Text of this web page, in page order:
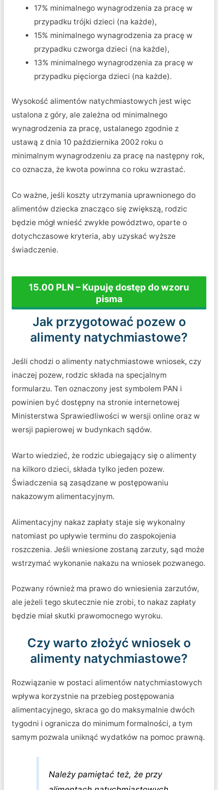
17% minimalnego wynagrodzenia za pracę w
przypadku trójki dzieci (na każde),
15% minimalnego wynagrodzenia za pracę w
przypadku czworga dzieci (na każde),
13% minimalnego wynagrodzenia za pracę w
przypadku pięciorga dzieci (na każde).
Wysokość alimentów natychmiastowych jest więc
ustalona z góry, ale zależna od minimalnego
wynagrodzenia za pracę, ustalanego zgodnie z
ustawą z dnia 10 października 2002 roku o
minimalnym wynagrodzeniu za pracę na następny rok,
co oznacza, że kwota powinna co roku wzrastać.
Co ważne, jeśli koszty utrzymania uprawnionego do
alimentów dziecka znacząco się zwiększą, rodzic
będzie mógł wnieść zwykłe powództwo, oparte o
dotychczasowe kryteria, aby uzyskać wyższe
świadczenie.
15.00 PLN – Kupuję dostęp do wzoru
pisma
Jak przygotować pozew o
alimenty natychmiastowe?
Jeśli chodzi o alimenty natychmiastowe wniosek, czy
inaczej pozew, rodzic składa na specjalnym
formularzu. Ten oznaczony jest symbolem PAN i
powinien być dostępny na stronie internetowej
Ministerstwa Sprawiedliwości w wersji online oraz w
wersji papierowej w budynkach sądów.
Warto wiedzieć, że rodzic ubiegający się o alimenty
na kilkoro dzieci, składa tylko jeden pozew.
Świadczenia są zasądzane w postępowaniu
nakazowym alimentacyjnym.
Alimentacyjny nakaz zapłaty staje się wykonalny
natomiast po upływie terminu do zaspokojenia
roszczenia. Jeśli wniesione zostaną zarzuty, sąd może
wstrzymać wykonanie nakazu na wniosek pozwanego.
Pozwany również ma prawo do wniesienia zarzutów,
ale jeżeli tego skutecznie nie zrobi, to nakaz zapłaty
będzie miał skutki prawomocnego wyroku.
Czy warto złożyć wniosek o
alimenty natychmiastowe?
Rozwiązanie w postaci alimentów natychmiastowych
wpływa korzystnie na przebieg postępowania
alimentacyjnego, skraca go do maksymalnie dwóch
tygodni i ogranicza do minimum formalności, a tym
samym pozwala uniknąć wydatków na pomoc prawną.
Należy pamiętać też, że przy